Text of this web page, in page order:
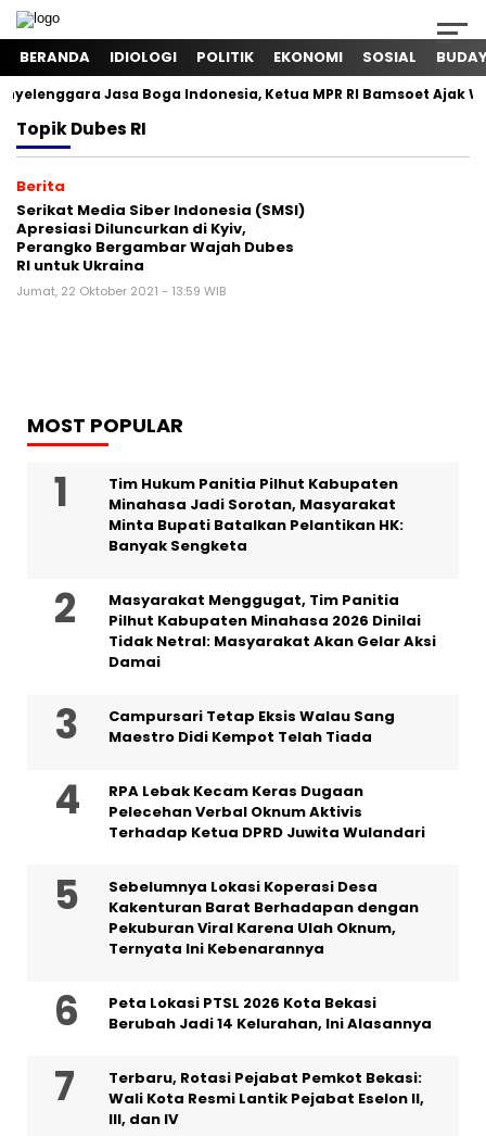
BERANDA IDIOLOGI POLITIK EKONOMI SOSIAL
Jasa Boga Indonesia, Ketua MPR RI Bamsoet Ajak
TopikDubes RI
Berita
Serikat Media Siber Indonesia (SMSI)
Apresiasi Diluncurkan di Kyiv,
Perangko Bergambar Wajah Dubes
RI untuk Ukraina
Jumat, 22 Oktober 2021 - 13:59 WIB
MOST POPULAR
Tim Hukum Panitia Pilhut Kabupaten
Minahasa Jadi Sorotan, Masyarakat
Minta Bupati Batalkan Pelantikan HK:
Banyak Sengketa
Masyarakat Menggugat, Tim Panitia
Pilhut Kabupaten Minahasa 2026 Dinilai
Tidak Netral: Masyarakat Akan Gelar Aksi
Damai
Campursari Tetap Eksis Walau Sang
Maestro Didi Kempot Telah Tiada
RPA Lebak Kecam Keras Dugaan
Pelecehan Verbal Oknum Aktivis
Terhadap Ketua DPRD Juwita Wulandari
Sebelumnya Lokasi Koperasi Desa
Kakenturan Barat Berhadapan dengan
Pekuburan Viral Karena Ulah Oknum,
Ternyata Ini Kebenarannya
Peta Lokasi PTSL 2026 Kota Bekasi
Berubah Jadi 14 Kelurahan, Ini Alasannya
‎Terbaru, Rotasi Pejabat Pemkot Bekasi:
Wali Kota Resmi Lantik Pejabat Eselon II,
III, dan IV ‎